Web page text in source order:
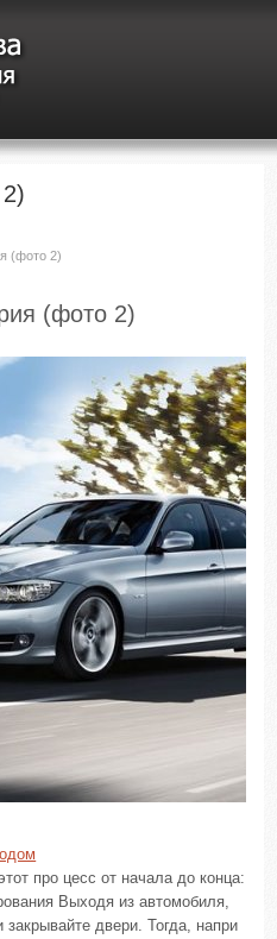
(фото 2)
(фото 2)
про цесс от начала до конца:
Выходя из автомобиля,
двери. Тогда, напри